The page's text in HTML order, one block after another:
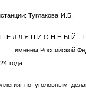
й инстанции:
Е Л Л Я Ц И О Н Н Ы Й
именем Российской
по уголовным